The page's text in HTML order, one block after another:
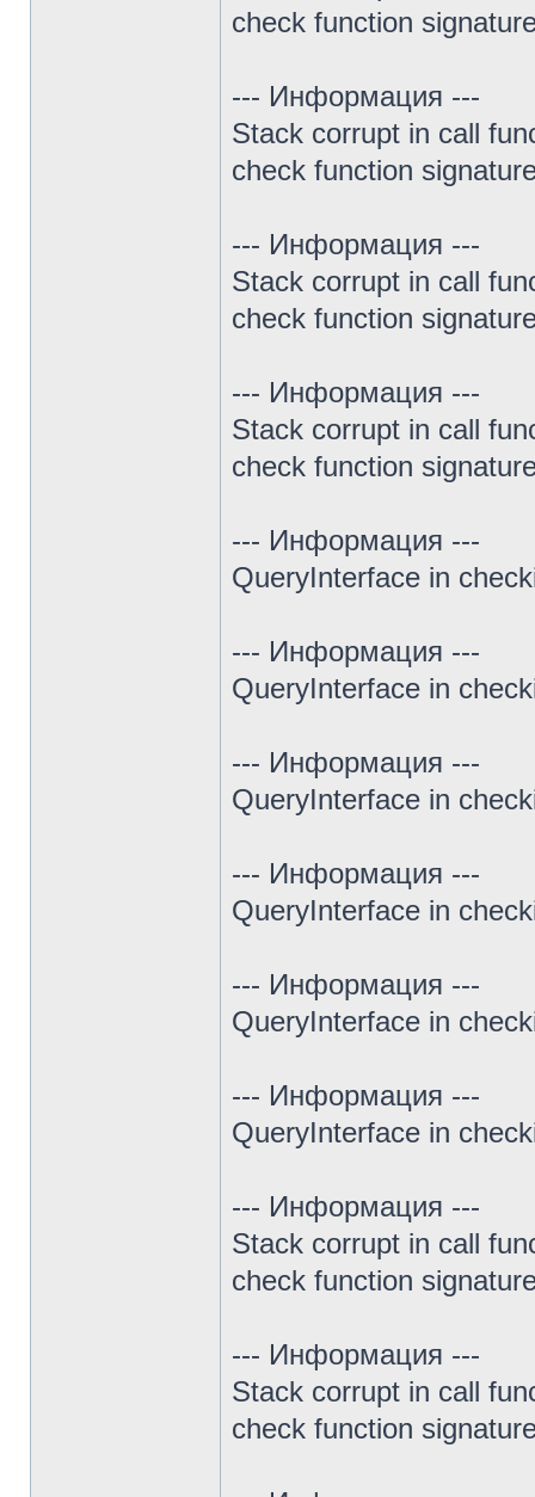
check function
--- Информация ---
Stack corrupt in call
check function
--- Информация ---
Stack corrupt in call
check function
--- Информация ---
Stack corrupt in call
check function
--- Информация ---
QueryInterface in
--- Информация ---
QueryInterface in
--- Информация ---
QueryInterface in
--- Информация ---
QueryInterface in
--- Информация ---
QueryInterface in
--- Информация ---
QueryInterface in
--- Информация ---
Stack corrupt in call
check function
--- Информация ---
Stack corrupt in call
check function